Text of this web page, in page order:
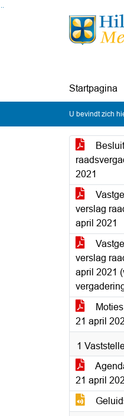
Ga naar de inhoud van deze
Ga naar het zoeken
Ga naar het menu
Startpagina
U bevindt zich
2021
verslag
april 2021
verslag
april 2021
21 april
1
21 april